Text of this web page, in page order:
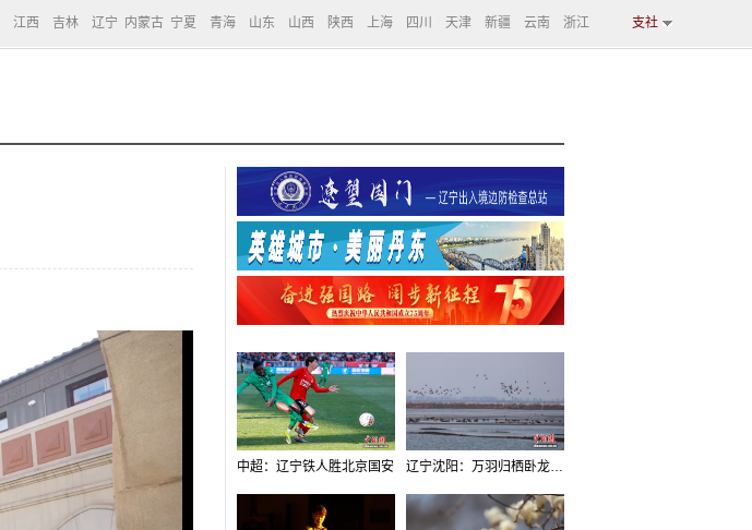
江西 吉林 辽宁 内蒙古 宁夏 青海 山东 山西 陕西 上海 四川 天津 新疆 云南 浙江 支社
中超：辽宁铁人胜北京国安 辽宁沈阳：万羽归栖卧龙湖看群鸟齐飞